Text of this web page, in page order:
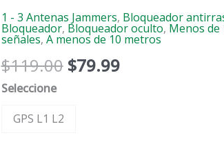
1 - 3 Antenas Jammers, Bloqueador
Bloqueador, Bloqueador oculto, Menos de
señales, A menos de 10 metros
$119.00 $79.99
Seleccione
GPS L1 L2